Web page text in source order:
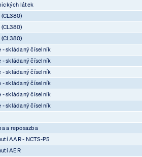
látek
- skládaný číselník
- skládaný číselník
- skládaný číselník
- skládaný číselník
- skládaný číselník
- skládaný číselník
a reposazba
AAR - NCTS-P5
AER